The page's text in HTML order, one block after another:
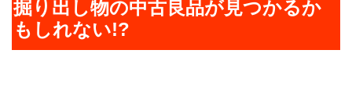
掘り出し物の中古良品が見つかるか
もしれない!?